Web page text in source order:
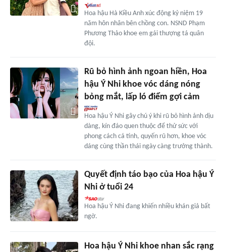
Hoa hậu Hà Kiều Anh xúc động kỷ niệm 19
năm hôn nhân bên chồng con. NSND Phạm
Phương Thảo khoe em gái thượng tá quân
đội.
Rũ bỏ hình ảnh ngoan hiền, Hoa
hậu Ý Nhi khoe vóc dáng nóng
bỏng mắt, lấp ló điểm gợi cảm
Hoa hậu Ý Nhi gây chú ý khi rũ bỏ hình ảnh dịu
dàng, kín đáo quen thuộc để thử sức với
phong cách cá tính, quyến rũ hơn, khoe vóc
dáng cùng thần thái ngày càng trưởng thành.
Quyết định táo bạo của Hoa hậu Ý
Nhi ở tuổi 24
Hoa hậu Ý Nhi đang khiến nhiều khán giả bất
ngờ.
Hoa hậu Ý Nhi khoe nhan sắc rạng